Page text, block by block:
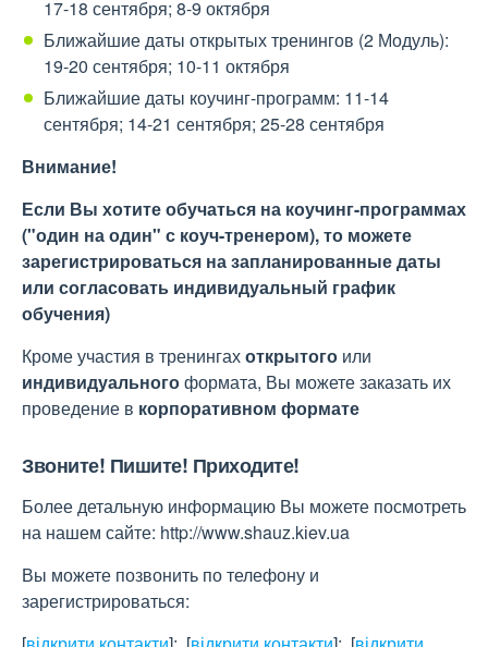
17-18 сентября; 8-9 октября
Ближайшие даты открытых тренингов (2 Модуль):
19-20 сентября; 10-11 октября
Ближайшие даты коучинг-программ: 11-14
сентября; 14-21 сентября; 25-28 сентября
Внимание!
Если Вы хотите обучаться на коучинг-программах
("один на один" с коуч-тренером), то можете
зарегистрироваться на запланированные даты
или согласовать индивидуальный график
обучения)
Кроме участия в тренингахоткрытого или
индивидуальногоформата, Вы можете заказать их
проведение в корпоративном формате
Звоните! Пишите! Приходите!
Более детальную информацию Вы можете посмотреть
на нашем сайте: http://www.shauz.kіev.ua
Вы можете позвонить по телефону и
зарегистрироваться: